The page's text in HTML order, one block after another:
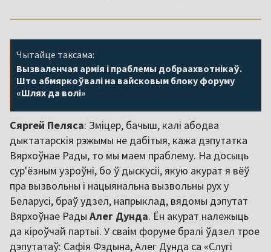
Чытайце таксама:
Вызваленчая армія і праблемы добраахвотнікаў.
Што абмяркоўвалі на вайсковым блоку форуму
«Шлях да волі»
Сяргей Пеляса: Зміцер, бачыш, калі абодва
дыктатарскія рэжымы не дабітыя, кажа дэпутатка
Вярхоўнае Рады, то мы маем праблему. На досыць
сур'ёзным узроўні, бо ў дыскусіі, якую акурат я вёў
пра вызвольны і нацыянальна вызвольны рух у
Беларусі, браў удзел, напрыклад, вядомы дэпутат
Вярхоўнае Рады Алег Дунда. Ён акурат належыць
да кіроўчай партыі. У сваім форуме бралі ўдзел трое
дэпутатаў: Сафія Фэдына, Алег Дунда са «Слугі